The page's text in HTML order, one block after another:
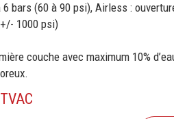
bars (60 à 90 psi), Airless :
1000 psi)
couche avec maximum 10%